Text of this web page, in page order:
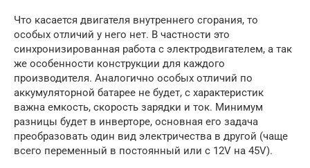
Что касается двигателя внутреннего сгорания, то
особых отличий у него нет. В частности это
синхронизированная работа с электродвигателем, а так
же особенности конструкции для каждого
производителя. Аналогично особых отличий по
аккумуляторной батарее не будет, с характеристик
важна емкость, скорость зарядки и ток. Минимум
разницы будет в инверторе, основная его задача
преобразовать один вид электричества в другой (чаще
всего переменный в постоянный или с 12V на 45V).